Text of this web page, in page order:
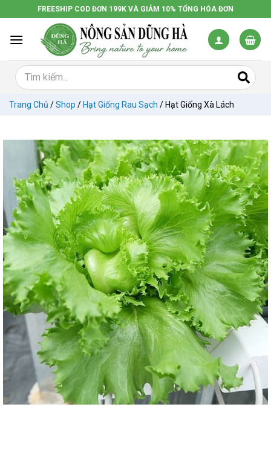
đến
dung
FREESHIP COD ĐƠN 199K VÀ GIẢM 10% TỔNG HÓA ĐƠN
Trang Chủ /Shop / Hạt Giống Rau Sạch / Hạt Giống Xà Lách